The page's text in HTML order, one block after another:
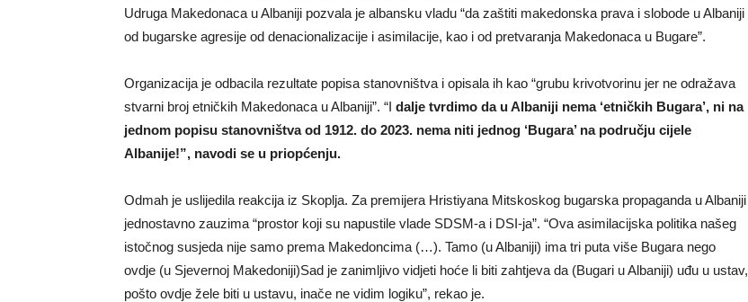
Udruga Makedonaca u Albaniji pozvala je albansku vladu “da zaštiti makedonska prava i slobode u Albaniji
od bugarske agresije od denacionalizacije i asimilacije, kao i od pretvaranja Makedonaca u Bugare”.
Organizacija je odbacila rezultate popisa stanovništva i opisala ih kao “grubu krivotvorinu jer ne odražava
stvarni broj etničkih Makedonaca u Albaniji”. “I dalje tvrdimo da u Albaniji nema ‘etničkih Bugara’, ni na
jednom popisu stanovništva od 1912. do 2023. nema niti jednog ‘Bugara’ na području cijele
Albanije!”, navodi se u priopćenju.
Odmah je uslijedila reakcija iz Skoplja. Za premijera Hristiyana Mitskoskog bugarska propaganda u Albaniji
jednostavno zauzima “prostor koji su napustile vlade SDSM-a i DSI-ja”. “Ova asimilacijska politika našeg
istočnog susjeda nije samo prema Makedoncima (…). Tamo (u Albaniji) ima tri puta više Bugara nego
ovdje (u Sjevernoj Makedoniji)Sad je zanimljivo vidjeti hoće li biti zahtjeva da (Bugari u Albaniji) uđu u ustav,
pošto ovdje žele biti u ustavu, inače ne vidim logiku”, rekao je.